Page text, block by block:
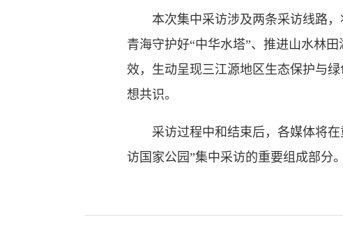
本次集中采访涉及两条采访线路，
青海守护好“中华水塔”、推进山水林
效，生动呈现三江源地区生态保护与
想共识。
采访过程中和结束后，各媒体将在
访国家公园”集中采访的重要组成部分